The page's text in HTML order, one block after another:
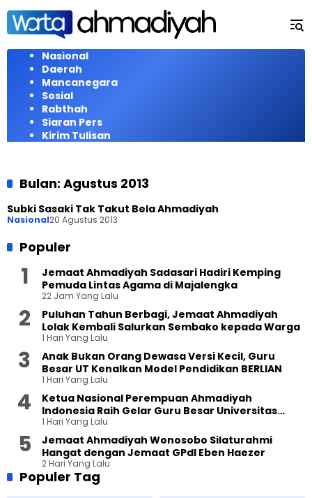
Langsung
konten
Nasional
Daerah
Mancanegara
Sosial
Rabthah
Siaran Pers
Kirim Tulisan
Bulan: Agustus 2013
Subki Sasaki Tak Takut Bela Ahmadiyah
Nasional20 Agustus 2013
Populer
Jemaat Ahmadiyah Sadasari Hadiri Kemping
Pemuda Lintas Agama di Majalengka
22 Jam Yang Lalu
Puluhan Tahun Berbagi, Jemaat Ahmadiyah
Lolak Kembali Salurkan Sembako kepada Warga
1 Hari Yang Lalu
Anak Bukan Orang Dewasa Versi Kecil, Guru
Besar UT Kenalkan Model Pendidikan BERLIAN
1 Hari Yang Lalu
Ketua Nasional Perempuan Ahmadiyah
Indonesia Raih Gelar Guru Besar Universitas
Terbuka
1 Hari Yang Lalu
Jemaat Ahmadiyah Wonosobo Silaturahmi
Hangat dengan Jemaat GPdI Eben Haezer
2 Hari Yang Lalu
Populer Tag